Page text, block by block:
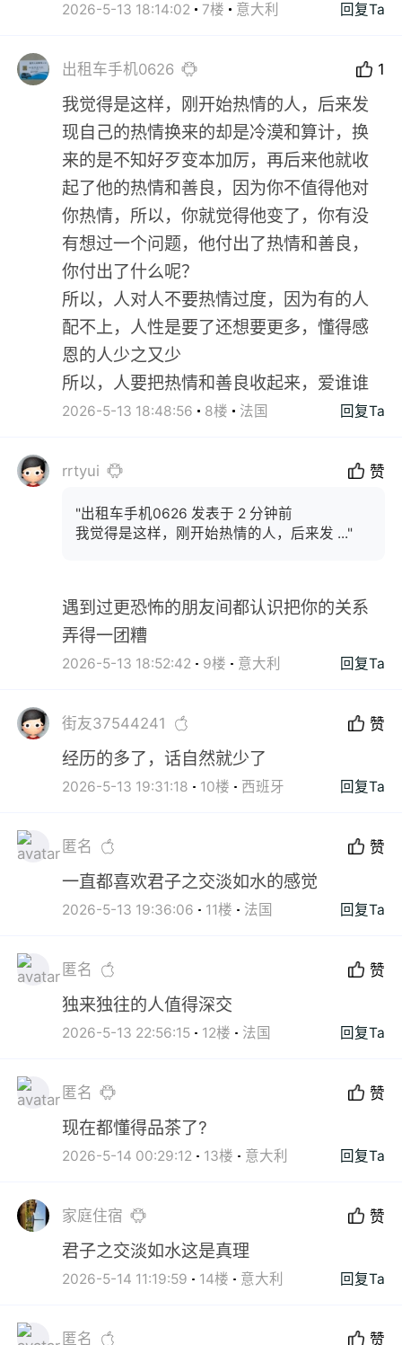
2026-5-13 18:14:02 7楼 意大利 回复Ta
出租车手机0626 1
我觉得是这样，刚开始热情的人，后来发
现自己的热情换来的却是冷漠和算计，换
来的是不知好歹变本加厉，再后来他就收
起了他的热情和善良，因为你不值得他对
你热情，所以，你就觉得他变了，你有没
有想过一个问题，他付出了热情和善良，
你付出了什么呢？
所以，人对人不要热情过度，因为有的人
配不上，人性是要了还想要更多，懂得感
恩的人少之又少
所以，人要把热情和善良收起来，爱谁谁
2026-5-13 18:48:56 8楼 法国 回复Ta
rrtyui 赞
"出租车手机0626 发表于 2 分钟前
我觉得是这样，刚开始热情的人，后来发 ..."
遇到过更恐怖的朋友间都认识把你的关系
弄得一团糟
2026-5-13 18:52:42 9楼 意大利 回复Ta
街友37544241 赞
经历的多了，话自然就少了
2026-5-13 19:31:18 10楼 西班牙 回复Ta
匿名 赞
一直都喜欢君子之交淡如水的感觉
2026-5-13 19:36:06 11楼 法国 回复Ta
匿名 赞
独来独往的人值得深交
2026-5-13 22:56:15 12楼 法国 回复Ta
匿名 赞
现在都懂得品茶了?
2026-5-14 00:29:12 13楼 意大利 回复Ta
家庭住宿 赞
君子之交淡如水这是真理
2026-5-14 11:19:59 14楼 意大利 回复Ta
匿名 赞